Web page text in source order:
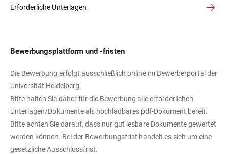
Erforderliche Unterlagen
Bewerbungsplattform und -fristen
Die Bewerbung erfolgt ausschließlich online im Bewerberportal der
Universität Heidelberg.
Bitte halten Sie daher für die Bewerbung alle erforderlichen
Unterlagen/Dokumente als hochladbares pdf-Dokument bereit.
Bitte achten Sie darauf, dass nur gut lesbare Dokumente gewertet
werden können. Bei der Bewerbungsfrist handelt es sich um eine
gesetzliche Ausschlussfrist.